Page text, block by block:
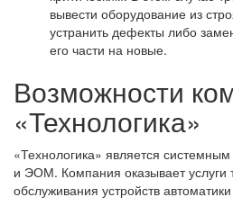
вывести оборудование из
устранить дефекты либо
его части на новые.
Возможности
«Технологика»
«Технологика» является
и ЭОМ. Компания оказывает услуги
обслуживания устройств